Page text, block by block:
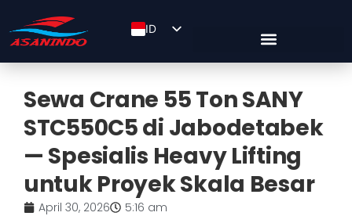
ID
Sewa Crane 55 Ton SANY
STC550C5 di Jabodetabek
— Spesialis Heavy Lifting
untuk Proyek Skala Besar
April 30, 2026 5:16 am